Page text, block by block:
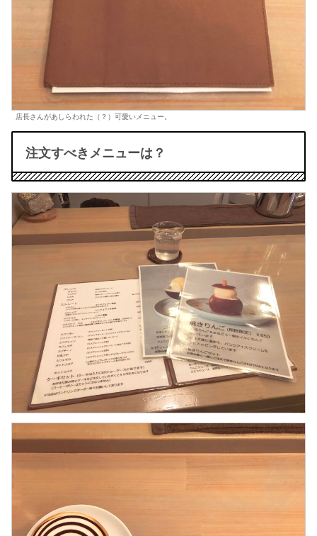
店長さんがあしらわれた（？）可愛いメニュー。
注文すべきメニューは？